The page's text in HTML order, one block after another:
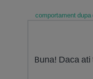
comportament
Buna! Daca